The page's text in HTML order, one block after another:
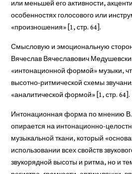
или меньшей его активности,
особенностях голосового или
«произношения» [1, стр. 64].
Смысловую и эмоциональную
Вячеслав Вячеславович
«интонационной формой» музыки,
высотно-ритмической схемы
«аналитической формой» [1, стр. 64].
Интонационная форма по мнению
опирается на интонационно-
музыкальной ткани, который
использовании всех свойств
звукорядной высоты и ритма, но и